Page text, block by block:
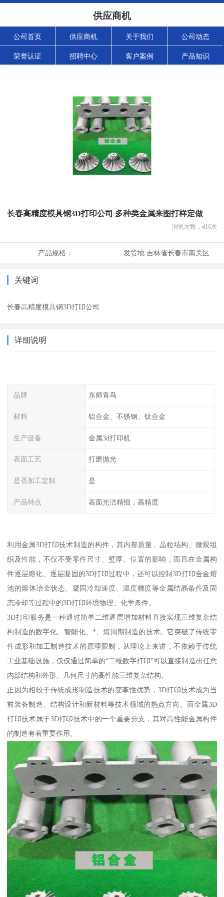
供应商机
公司首页 供应商机 关于我们 公司动态
荣誉认证 招聘中心 客户案例 产品知识
长春高精度模具钢3D打印公司 多种类金属来图打样定做
浏览次数： 416次
产品规格： 发货地:吉林省长春市南关区
关键词
长春高精度模具钢3D打印公司
详细说明
品牌 东师青鸟
材料 铝合金、不锈钢、钛合金
生产设备 金属3d打印机
表面工艺 打磨抛光
是否加工定制 是
产品特点 表面光洁精细，高精度
利用金属3D打印技术制造的构件，其内部质量、晶粒结构、微观组
织及性能，不仅不受零件尺寸、壁厚、位置的影响，而且在金属构
件逐层熔化、逐层凝固的3D打印过程中，还可以控制3D打印合金熔
池的熔体冶金状态、凝固冷却速度、温度梯度等金属结晶条件及固
态冷却等过程中的3D打印环境物理、化学条件。
3D打印服务是一种通过简单二维逐层增加材料直接实现三维复杂结
构制造的数字化、智能化、*、短周期制造的技术。它突破了传统零
件成形和加工制造技术的原理限制，从理论上来讲，不依赖于传统
工业基础设施，仅仅通过简单的“二维数字打印”可以直接制造出任意
内部结构和外形、几何尺寸的高性能三维复杂结构。
正因为相较于传统成形制造技术的变革性优势，3D打印技术成为当
前装备制造、结构设计和新材料等技术领域的热点方向。而金属3D
打印技术属于3D打印技术中的一个重要分支，其对高性能金属构件
的制造有着重要作用。